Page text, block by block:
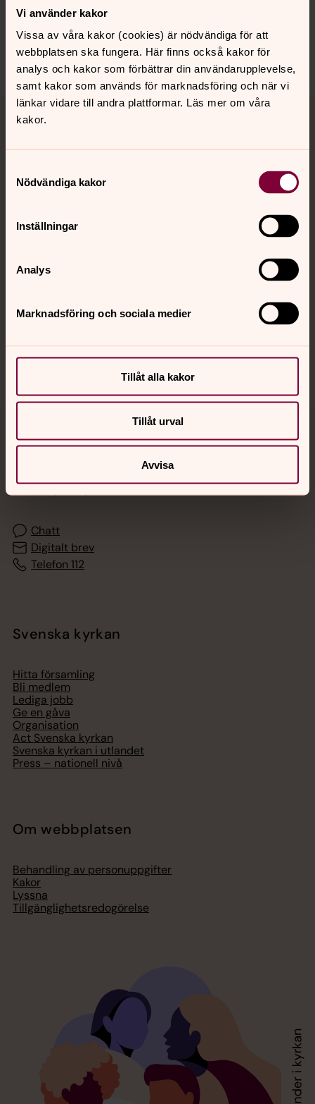
Vi använder kakor
Vissa av våra kakor (cookies) är nödvändiga för att
webbplatsen ska fungera. Här finns också kakor för
analys och kakor som förbättrar din användarupplevelse,
samt kakor som används för marknadsföring och när vi
länkar vidare till andra plattformar. Läs mer om våra
kakor.
Nödvändiga kakor
Inställningar
Analys
Marknadsföring och sociala medier
Tillåt alla kakor
Tillåt urval
Avvisa
innehåll?
nacka.forsamling@svenskakyrkan.se
Dela
Tillbaka till toppen
Tillbaka till innehållet
Kalender
Hitta snabbt
Jourhavande präst
Akut samtals- och krisstöd. Prata eller chatta anonymt
Chatt
Digitalt brev
Telefon 112
Svenska kyrkan
Hitta församling
Bli medlem
Lediga jobb
Ge en gåva
Organisation
Act Svenska kyrkan
Svenska kyrkan i utlandet
Press – nationell nivå
Om webbplatsen
Behandling av personuppgifter
Kakor
Lyssna
Tillgänglighetsredogörelse